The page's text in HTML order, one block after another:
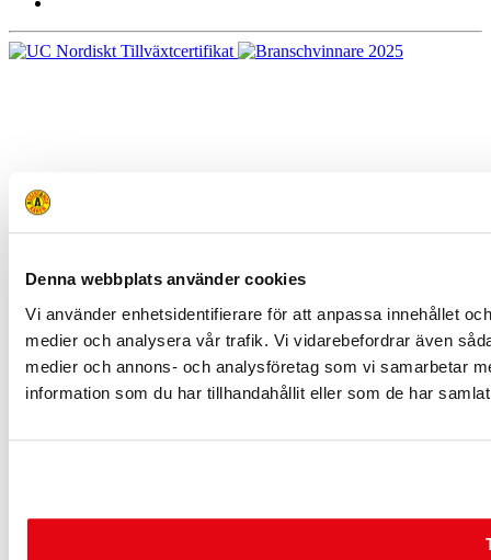
Denna webbplats använder cookies
Vi använder enhetsidentifierare för att anpassa innehållet
medier och analysera vår trafik. Vi vidarebefordrar även
medier och annons- och analysföretag som vi samarbetar
information som du har tillhandahållit eller som de har